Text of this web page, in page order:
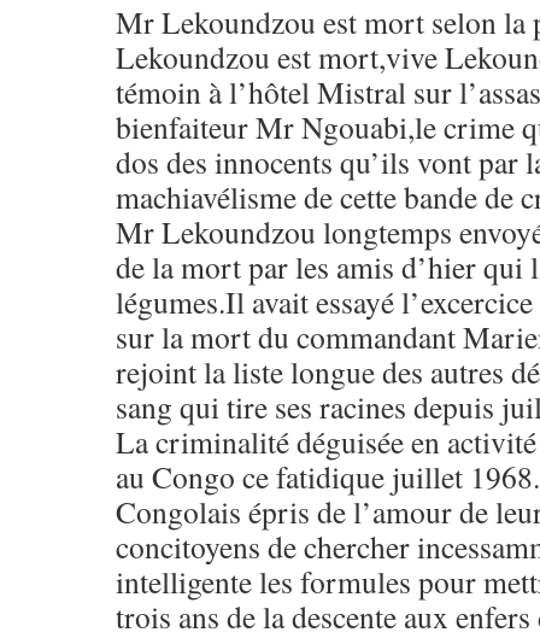
Mr Lekoundzou est mort selon la
Lekoundzou est mort,vive
témoin à l’hôtel Mistral sur
bienfaiteur Mr Ngouabi,le crime
dos des innocents qu’ils vont par
machiavélisme de cette bande de
Mr Lekoundzou longtemps
de la mort par les amis d’hier qui
légumes.Il avait essayé
sur la mort du commandant
rejoint la liste longue des autres
sang qui tire ses racines depuis
La criminalité déguisée en
au Congo ce fatidique juillet
Congolais épris de l’amour de
concitoyens de chercher
intelligente les formules pour
trois ans de la descente aux